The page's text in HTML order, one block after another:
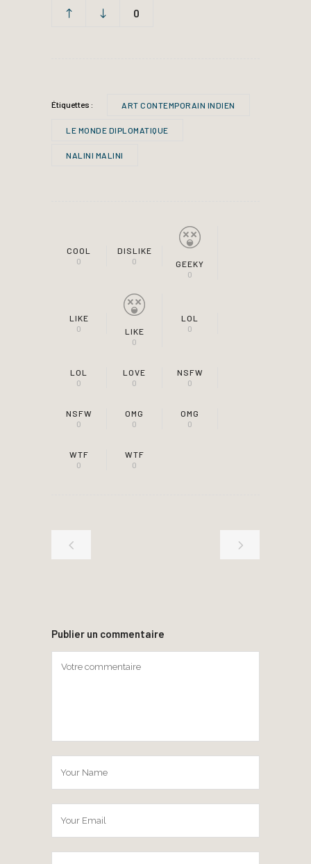
0
Étiquettes : ART CONTEMPORAIN INDIEN
LE MONDE DIPLOMATIQUE
NALINI MALINI
COOL
0
DISLIKE
0
GEEKY
0
LIKE
0
LIKE
0
LOL
0
LOL
0
LOVE
0
NSFW
0
NSFW
0
OMG
0
OMG
0
WTF
0
WTF
0
Publier un commentaire